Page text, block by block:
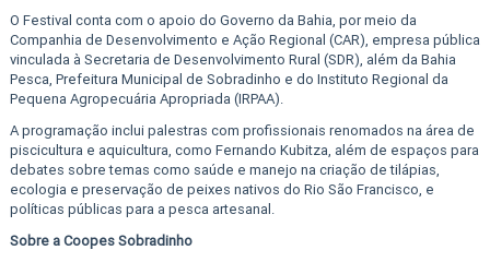
O Festival conta com o apoio do Governo da Bahia, por meio da
Companhia de Desenvolvimento e Ação Regional (CAR), empresa pública
vinculada à Secretaria de Desenvolvimento Rural (SDR), além da Bahia
Pesca, Prefeitura Municipal de Sobradinho e do Instituto Regional da
Pequena Agropecuária Apropriada (IRPAA).
A programação inclui palestras com profissionais renomados na área de
piscicultura e aquicultura, como Fernando Kubitza, além de espaços para
debates sobre temas como saúde e manejo na criação de tilápias,
ecologia e preservação de peixes nativos do Rio São Francisco, e
políticas públicas para a pesca artesanal.
Sobre a Coopes Sobradinho